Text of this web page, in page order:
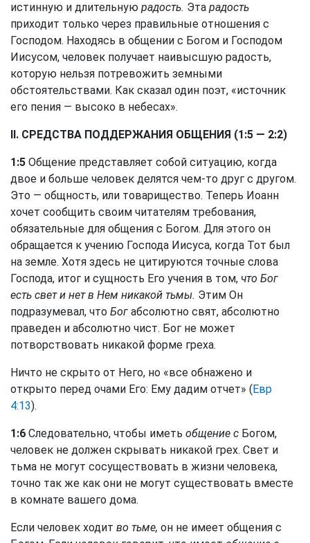
истинную и длительную радость. Эта радость
приходит только через правильные отношения с
Господом. Находясь в общении с Богом и Господом
Иисусом, человек получает наивысшую радость,
которую нельзя потревожить земными
обстоятельствами. Как сказал один поэт, «источник
его пения — высоко в небесах».
II. СРЕДСТВА ПОДДЕРЖАНИЯ ОБЩЕНИЯ (1:5 — 2:2)
1:5 Общение представляет собой ситуацию, когда
двое и больше человек делятся чем-то друг с другом.
Это — общность, или товарищество. Теперь Иоанн
хочет сообщить своим читателям требования,
обязательные для общения с Богом. Для этого он
обращается к учению Господа Иисуса, когда Тот был
на земле. Хотя здесь не цитируются точные слова
Господа, итог и сущность Его учения в том, что Бог
есть свет и нет в Нем никакой тьмы. Этим Он
подразумевал, что Бог абсолютно свят, абсолютно
праведен и абсолютно чист. Бог не может
потворствовать никакой форме греха.
Ничто не скрыто от Него, но «все обнажено и
открыто перед очами Его: Ему дадим отчет» (Евр
4:13).
1:6 Следовательно, чтобы иметь общение с Богом,
человек не должен скрывать никакой грех. Свет и
тьма не могут сосуществовать в жизни человека,
точно так же как они не могут существовать вместе
в комнате вашего дома.
Если человек ходит во тьме, он не имеет общения с